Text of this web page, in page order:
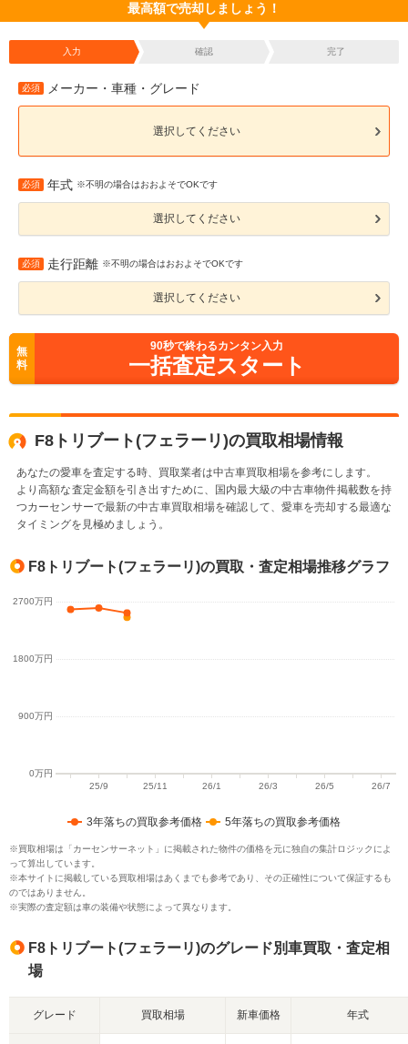
最高額で売却しましょう！
入力 確認 完了
必須 メーカー・車種・グレード
選択してください
必須 年式 ※不明の場合はおおよそでOKです
選択してください
必須 走行距離 ※不明の場合はおおよそでOKです
選択してください
無
料
90秒で終わるカンタン入力
一括査定スタート
F8トリブート(フェラーリ)の買取相場情報
あなたの愛車を査定する時、買取業者は中古車買取相場を参考にします。
より高額な査定金額を引き出すために、国内最大級の中古車物件掲載数を持
つカーセンサーで最新の中古車買取相場を確認して、愛車を売却する最適な
タイミングを見極めましょう。
F8トリブート(フェラーリ)の買取・査定相場推移グラフ
3年落ちの買取参考価格 5年落ちの買取参考価格
※買取相場は「カーセンサーネット」に掲載された物件の価格を元に独自の集計ロジックによ
って算出しています。
※本サイトに掲載している買取相場はあくまでも参考であり、その正確性について保証するも
のではありません。
※実際の査定額は車の装備や状態によって異なります。
F8トリブート(フェラーリ)のグレード別車買取・査定相
場
グレード 買取相場 新車価格 年式